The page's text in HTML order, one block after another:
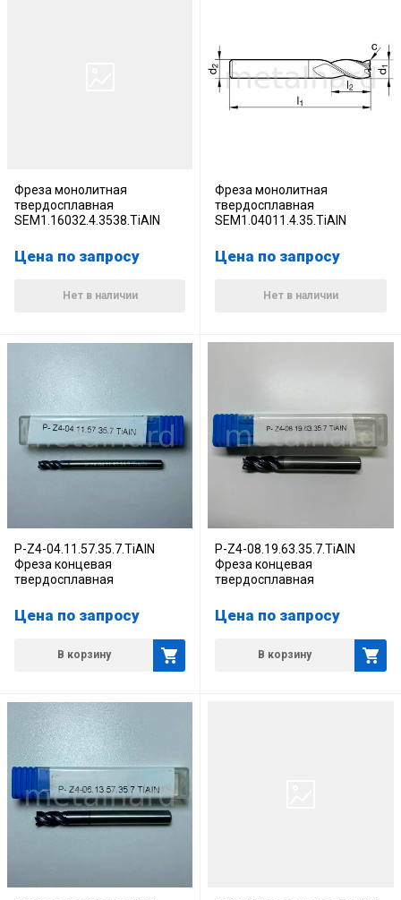
Фреза монолитная
твердосплавная
SEM1.16032.4.3538.TiAlN
Цена по запросу
Нет в наличии
Фреза монолитная
твердосплавная
SEM1.04011.4.35.TiAlN
Цена по запросу
Нет в наличии
P-Z4-04.11.57.35.7.TiAlN
Фреза концевая
твердосплавная
Цена по запросу
В корзину
P-Z4-08.19.63.35.7.TiAlN
Фреза концевая
твердосплавная
Цена по запросу
В корзину